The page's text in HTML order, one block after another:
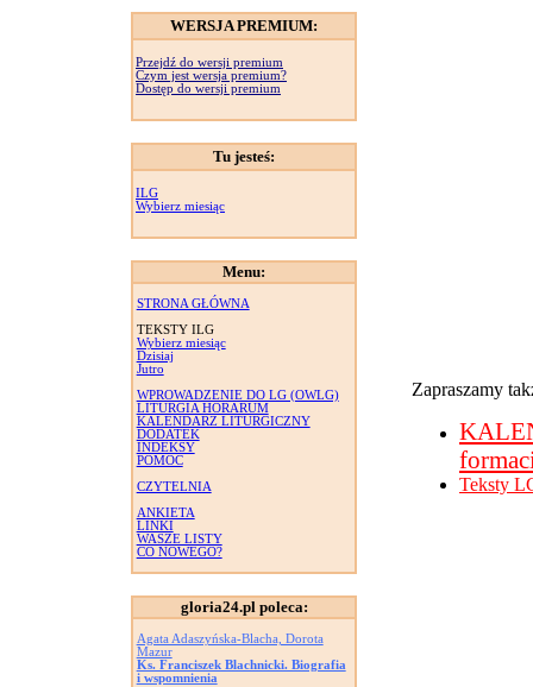
WERSJA PREMIUM:
Przejdź do wersji premium
Czym jest wersja premium?
Dostęp do wersji premium
Tu jesteś:
ILG
Wybierz miesiąc
Menu:
STRONA GŁÓWNA
TEKSTY ILG
Wybierz miesiąc
Dzisiaj
Jutro
WPROWADZENIE DO LG (OWLG)
LITURGIA HORARUM
KALENDARZ LITURGICZNY
DODATEK
INDEKSY
POMOC
CZYTELNIA
ANKIETA
LINKI
WASZE LISTY
CO NOWEGO?
gloria24.pl poleca:
Agata Adaszyńska-Blacha, Dorota
Mazur
Ks. Franciszek Blachnicki. Biografia
i wspomnienia
Zapraszamy
Teksty